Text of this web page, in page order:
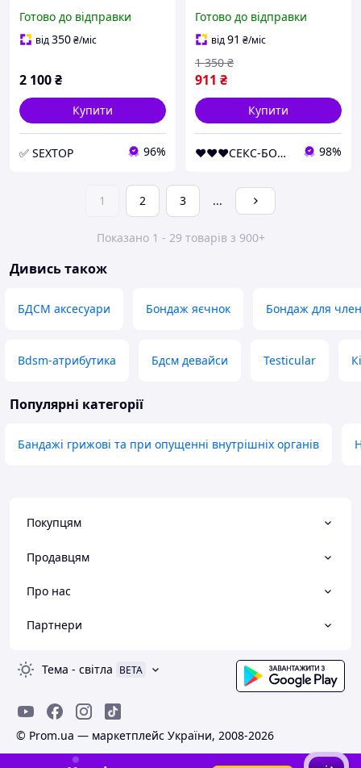
Готово до відправки
від350₴/міс
2 100₴
Купити
✅ SEXTOP 96%
Готово до відправки
від91 ₴/міс
911 ₴
1 350 ₴
Купити
❤️❤️❤️СЕКС-БОМБА❤️❤️❤️ 98%
1 2 3 ...
Показано 1 - 29 товарів з 900+
Дивись також
БДСМ аксесуари Бондаж яєчнок Бондаж для
Bdsm-атрибутика Бдсм девайси Testicular
Популярні категорії
Бандажі грижові та при опущенні внутрішніх органів
Покупцям
Продавцям
Про нас
Партнери
Тема - світла BETA
© Prom.ua — маркетплейс України, 2008-2026